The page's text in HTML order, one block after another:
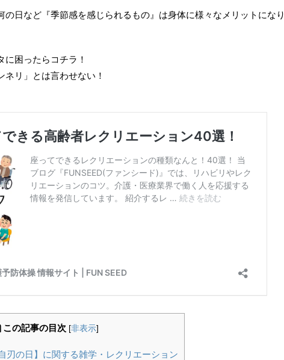
の日など『季節感を感じられるもの』は身体に様々なメリットになり
に困ったらコチラ！
ネリ」とは言わせない！
この記事の目次 [非表示]
刃の日】に関する雑学・レクリエーション